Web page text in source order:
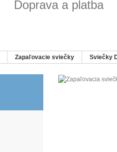
Doprava a platba
Zapaľovacie sviečky Sviečky